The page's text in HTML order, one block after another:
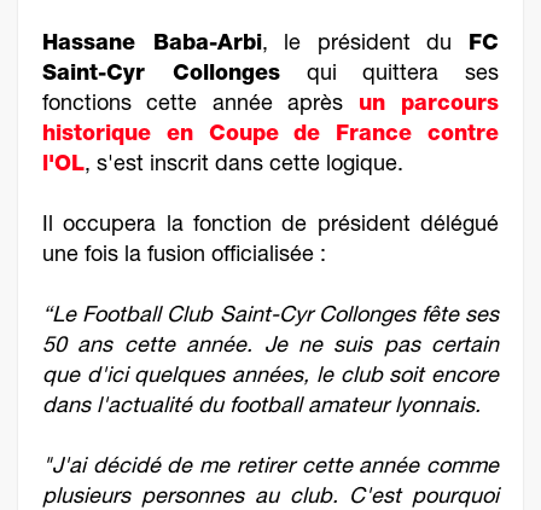
Hassane Baba-Arbi, le président du FC
Saint-Cyr Collongesqui quittera ses
fonctions cette année après un parcours
historique en Coupe de France contre
l'OL, s'est inscrit dans cette logique.
Il occupera la fonction de président délégué
une fois la fusion officialisée :
“Le Football Club Saint-Cyr Collonges fête ses
50 ans cette année. Je ne suis pas certain
que d'ici quelques années, le club soit encore
dans l'actualité du football amateur lyonnais.
"J'ai décidé de me retirer cette année comme
plusieurs personnes au club. C'est pourquoi